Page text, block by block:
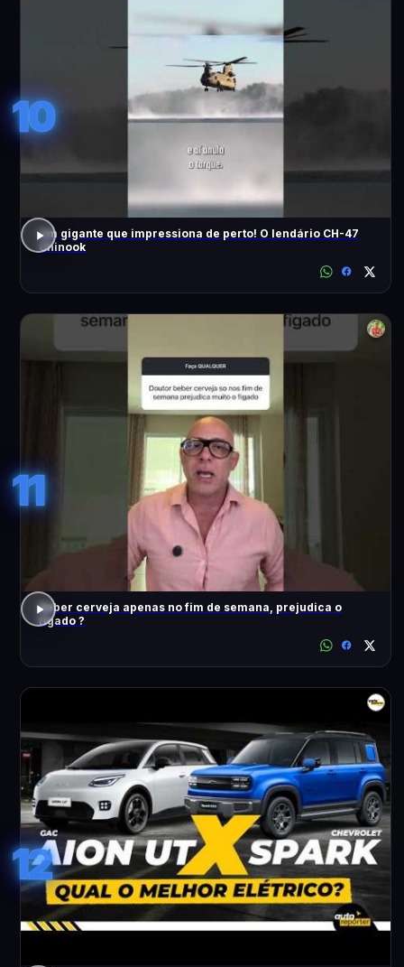
10
Um gigante que impressiona de perto! O lendário CH-47
Chinook
11
Beber cerveja apenas no fim de semana, prejudica o
fígado ?
12